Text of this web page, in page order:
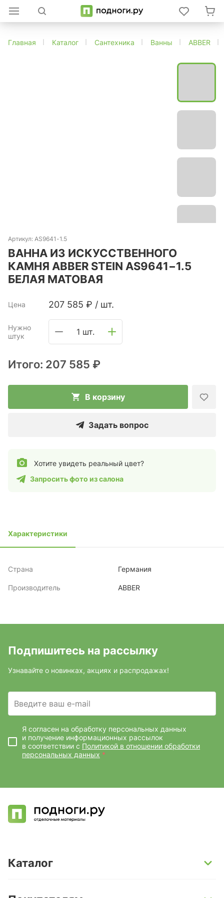
Главная Каталог Сантехника Ванны ABBER
Артикул: AS9641-1.5
ВАННА ИЗ ИСКУССТВЕННОГО
КАМНЯ ABBER STEIN AS9641−1.5
БЕЛАЯ МАТОВАЯ
Цена 207 585 ₽ / шт.
Нужно
штук
1 шт.
Итого: 207 585 ₽
В корзину
Задать вопрос
Хотите увидеть реальный цвет?
Запросить фото из салона
Характеристики
Страна Германия
Производитель ABBER
Подпишитесь на рассылку
Узнавайте о новинках, акциях и распродажах!
Введите ваш e-mail
Я согласен на обработку персональных данных
и получение информационных рассылок
в соответствии с Политикой в отношении обработки
персональных данных *
Каталог